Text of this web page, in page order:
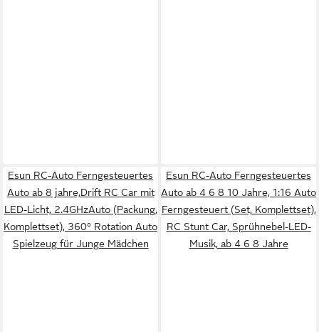
Esun RC-Auto Ferngesteuertes
Auto ab 8 jahre,Drift RC Car mit
LED-Licht, 2.4GHzAuto (Packung,
Komplettset), 360° Rotation Auto
Spielzeug für Junge Mädchen
Esun RC-Auto Ferngesteuertes
Auto ab 4 6 8 10 Jahre, 1:16 Auto
Ferngesteuert (Set, Komplettset),
RC Stunt Car, Sprühnebel-LED-
Musik, ab 4 6 8 Jahre